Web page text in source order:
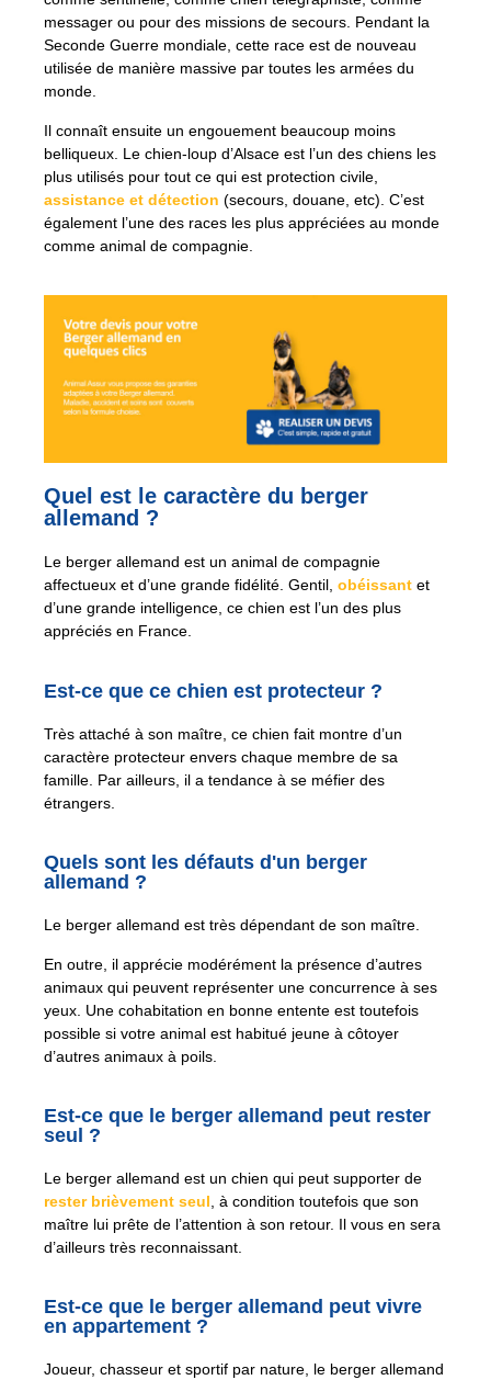
messager ou pour des missions de secours. Pendant la
Seconde Guerre mondiale, cette race est de nouveau
utilisée de manière massive par toutes les armées du
monde.
Il connaît ensuite un engouement beaucoup moins
belliqueux. Le chien-loup d’Alsace est l’un des chiens les
plus utilisés pour tout ce qui est protection civile,
assistance et détection (secours, douane, etc). C’est
également l’une des races les plus appréciées au monde
comme animal de compagnie.
Quel est le caractère du berger
allemand ?
Le berger allemand est un animal de compagnie
affectueux et d’une grande fidélité. Gentil, obéissant et
d’une grande intelligence, ce chien est l’un des plus
appréciés en France.
Est-ce que ce chien est protecteur ?
Très attaché à son maître, ce chien fait montre d’un
caractère protecteur envers chaque membre de sa
famille. Par ailleurs, il a tendance à se méfier des
étrangers.
Quels sont les défauts d'un berger
allemand ?
Le berger allemand est très dépendant de son maître.
En outre, il apprécie modérément la présence d’autres
animaux qui peuvent représenter une concurrence à ses
yeux. Une cohabitation en bonne entente est toutefois
possible si votre animal est habitué jeune à côtoyer
d’autres animaux à poils.
Est-ce que le berger allemand peut rester
seul ?
Le berger allemand est un chien qui peut supporter de
rester brièvement seul , à condition toutefois que son
maître lui prête de l’attention à son retour. Il vous en sera
d’ailleurs très reconnaissant.
Est-ce que le berger allemand peut vivre
en appartement ?
Joueur, chasseur et sportif par nature, le berger allemand